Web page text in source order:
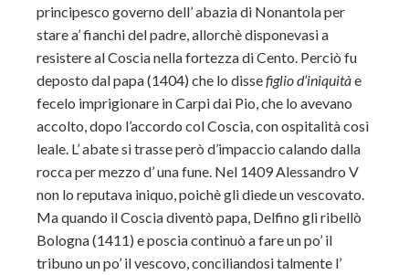
principesco governo dell’ abazia di Nonantola per
stare a’ fianchi del padre, allorchè disponevasi a
resistere al Coscia nella fortezza di Cento. Perciò fu
deposto dal papa (1404) che lo dissefiglio d’iniquitàe
fecelo imprigionare in Carpi dai Pio, che lo avevano
accolto, dopo l’accordo col Coscia, con ospitalità così
leale. L’ abate si trasse però d’impaccio calando dalla
rocca per mezzo d’ una fune. Nel 1409 Alessandro V
non lo reputava iniquo, poichè gli diede un vescovato.
Ma quando il Coscia diventò papa, Delfino gli ribellò
Bologna (1411) e poscia continuò a fare un po’ il
tribuno un po’ il vescovo, conciliandosi talmente l’